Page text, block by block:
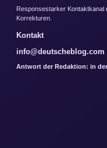
Responsestarker Kontaktkanal
Korrekturen.
Kontakt
info@deutscheblog.com
Antwort der Redaktion: in